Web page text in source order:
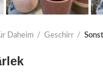
Daheim Geschirr